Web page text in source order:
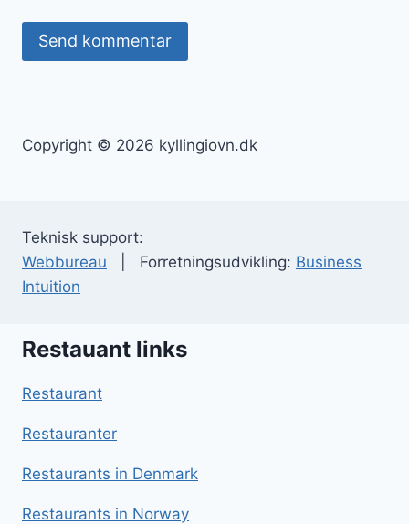
Copyright © 2026 kyllingiovn.dk
Teknisk support:
Webbureau | Forretningsudvikling: Business
Intuition
Restauant links
Restaurant
Restauranter
Restaurants in Denmark
Restaurants in Norway